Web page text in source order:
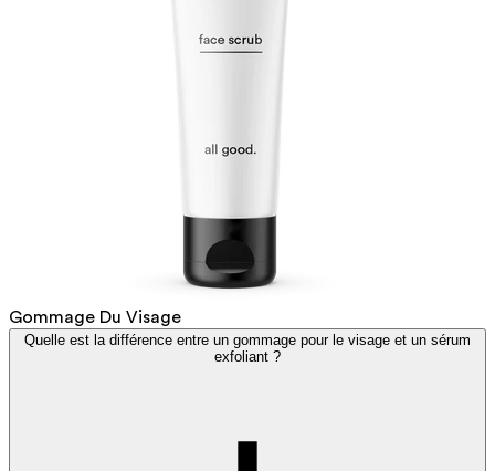
Gommage Du Visage
Quelle est la différence entre un gommage pour le visage et un sérum
exfoliant ?